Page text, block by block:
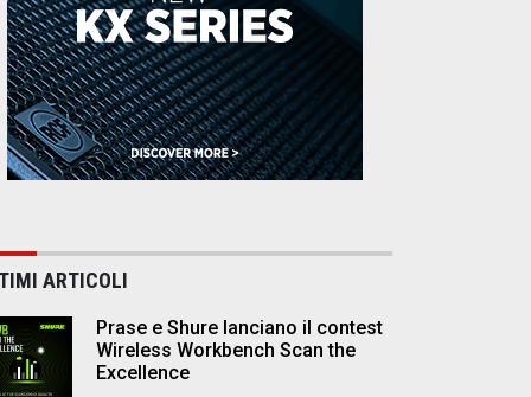
ARTICOLI
Prase e Shure lanciano il contest
Wireless Workbench Scan the
Excellence